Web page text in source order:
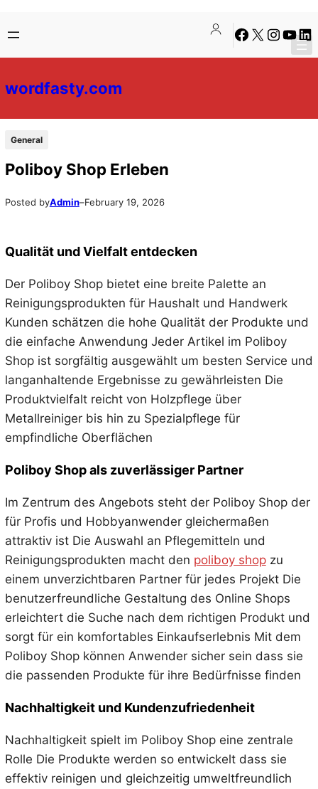
to
content
to
content
Facebook
X Instagram
wordfasty.com
General
Poliboy Shop Erleben
Posted byAdmin–February 19, 2026
Qualität und Vielfalt entdecken
Der Poliboy Shop bietet eine breite Palette an
Reinigungsprodukten für Haushalt und Handwerk
Kunden schätzen die hohe Qualität der Produkte und
die einfache Anwendung Jeder Artikel im Poliboy
Shop ist sorgfältig ausgewählt um besten Service und
langanhaltende Ergebnisse zu gewährleisten Die
Produktvielfalt reicht von Holzpflege über
Metallreiniger bis hin zu Spezialpflege für
empfindliche Oberflächen
Poliboy Shop als zuverlässiger Partner
Im Zentrum des Angebots steht der Poliboy Shop der
für Profis und Hobbyanwender gleichermaßen
attraktiv ist Die Auswahl an Pflegemitteln und
Reinigungsprodukten macht den poliboy shopzu
einem unverzichtbaren Partner für jedes Projekt Die
benutzerfreundliche Gestaltung des Online Shops
erleichtert die Suche nach dem richtigen Produkt und
sorgt für ein komfortables Einkaufserlebnis Mit dem
Poliboy Shop können Anwender sicher sein dass sie
die passenden Produkte für ihre Bedürfnisse finden
Nachhaltigkeit und Kundenzufriedenheit
Nachhaltigkeit spielt im Poliboy Shop eine zentrale
Rolle Die Produkte werden so entwickelt dass sie
effektiv reinigen und gleichzeitig umweltfreundlich